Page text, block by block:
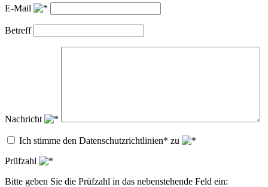
E-Mail
Betreff
Nachricht
Ich stimme den Datenschutzrichtlinien* zu
Prüfzahl
Bitte geben Sie die Prüfzahl in das nebenstehende Feld ein: